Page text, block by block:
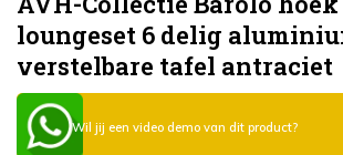
loungeset 6 delig
verstelbare tafel antraciet
Wil jij een video demo van dit product?